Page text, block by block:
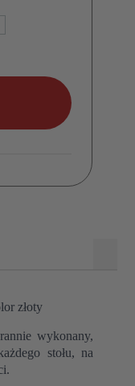
złoty
wykonany,
stołu, na